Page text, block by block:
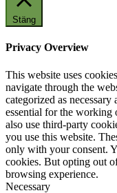
Stäng
Privacy Overview
This website uses
navigate through the
categorized as
essential for the working
also use third-party
you use this website.
only with your consent.
cookies. But opting out
browsing experience.
Necessary